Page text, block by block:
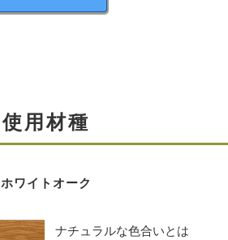
使用材種
ホワイトオーク
ナチュラルな色合いとは